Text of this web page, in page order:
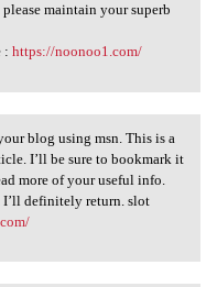
maintain your superb
: https://noonoo1.com/
your blog
blog using msn. This is a
I’ll be sure to bookmark it
more of your useful info.
I’ll definitely return. slot